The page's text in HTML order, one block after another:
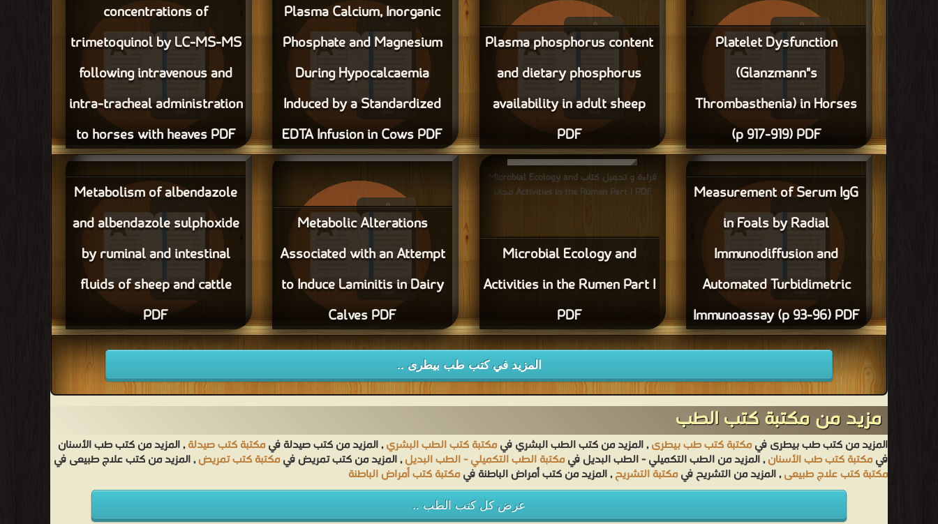
concentrations of
trimetoquinol by LC-MS-MS
following intravenous and
intra-tracheal administration
to horses with heaves PDF
قراءة و تحميل كتاب Plasma and urinary
concentrations of trimetoquinol by LC-MS-
MS following intravenous and intra-tracheal
مجانا
Plasma Calcium, Inorganic
Phosphate and Magnesium
During Hypocalcaemia
Induced by a Standardized
EDTA Infusion in Cows PDF
قراءة و تحميل كتاب Plasma Calcium, Inorganic
Phosphate and Magnesium During
Hypocalcaemia Induced by a Standardized
EDTA Infusion in Cows PDF مجانا
Plasma phosphorus content
and dietary phosphorus
availability in adult sheep
PDF
قراءة و تحميل كتاب Plasma phosphorus
content and dietary phosphorus availability in
adult sheep PDF مجانا
Platelet Dysfunction
(Glanzmann"s
Thrombasthenia) in Horses
(p 917-919) PDF
قراءة و تحميل كتاب Platelet Dysfunction
(Glanzmann"s Thrombasthenia) in Horses (p
917-919) PDF مجانا
Metabolism of albendazole
and albendazole sulphoxide
by ruminal and intestinal
fluids of sheep and cattle
PDF
قراءة و تحميل كتاب Metabolism of
albendazole and albendazole sulphoxide by
ruminal and intestinal fluids of sheep and
cattle PDF مجانا
Metabolic Alterations
Associated with an Attempt
to Induce Laminitis in Dairy
Calves PDF
قراءة و تحميل كتاب Metabolic Alterations
Associated with an Attempt to Induce
Laminitis in Dairy Calves PDF مجانا
Microbial Ecology and
Activities in the Rumen Part I
PDF
قراءة و تحميل كتاب Microbial Ecology and
Activities in the Rumen Part I PDF مجانا
Measurement of Serum IgG
in Foals by Radial
Immunodiffusion and
Automated Turbidimetric
Immunoassay (p 93-96) PDF
قراءة و تحميل كتاب Measurement of Serum
IgG in Foals by Radial Immunodiffusion and
Automated Turbidimetric Immunoassay (p 93-
96) PDF مجانا
المزيد في كتب طب بيطرى ..
مزيد من مكتبة كتب الطب
المزيد من كتب طب بيطرى فيمكتبة كتب طب بيطرى, المزيد من كتب الطب البشري فيمكتبة كتب الطب البشري, المزيد من كتب صيدلة فيمكتبة كتب صيدلة, المزيد من كتب طب الأسنان
فيمكتبة كتب طب الأسنان, المزيد من الطب التكميلي - الطب البديل فيمكتبة الطب التكميلي - الطب البديل, المزيد من كتب تمريض فيمكتبة كتب تمريض, المزيد من كتب علاج طبيعى في
مكتبة كتب علاج طبيعى, المزيد من التشريح فيمكتبة التشريح, المزيد من كتب أمراض الباطنة فيمكتبة كتب أمراض الباطنة
عرض كل كتب الطب ..